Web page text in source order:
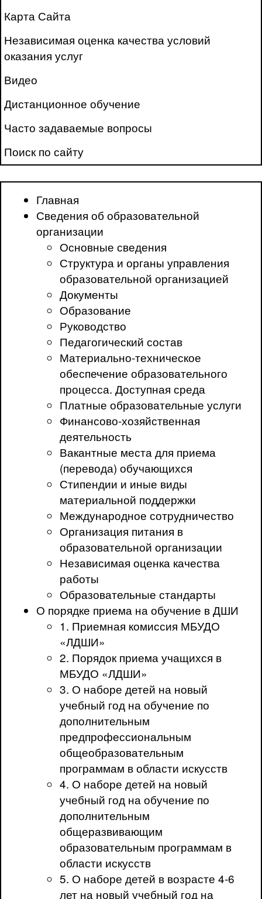
Карта Сайта
Независимая оценка качества условий
оказания услуг
Видео
Дистанционное обучение
Часто задаваемые вопросы
Поиск по сайту
Главная
Сведения об образовательной
организации
Основные сведения
Структура и органы управления
образовательной организацией
Документы
Образование
Руководство
Педагогический состав
Материально-техническое
обеспечение образовательного
процесса. Доступная среда
Платные образовательные услуги
Финансово-хозяйственная
деятельность
Вакантные места для приема
(перевода) обучающихся
Стипендии и иные виды
материальной поддержки
Международное сотрудничество
Организация питания в
образовательной организации
Независимая оценка качества
работы
Образовательные стандарты
О порядке приема на обучение в ДШИ
1. Приемная комиссия МБУДО
«ЛДШИ»
2. Порядок приема учащихся в
МБУДО «ЛДШИ»
3. О наборе детей на новый
учебный год на обучение по
дополнительным
предпрофессиональным
общеобразовательным
программам в области искусств
4. О наборе детей на новый
учебный год на обучение по
дополнительным
общеразвивающим
образовательным программам в
области искусств
5. О наборе детей в возрасте 4-6
лет на новый учебный год на